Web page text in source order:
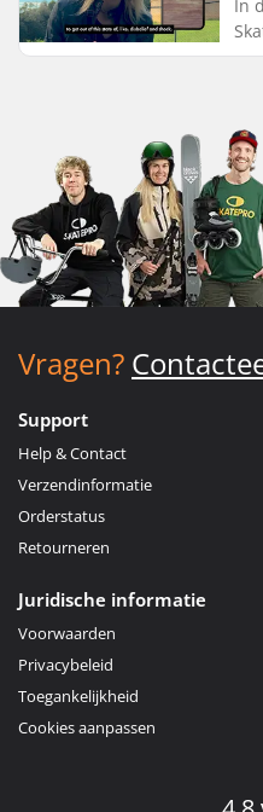
In
Vragen?
Support
Help & Contact
Verzendinformatie
Orderstatus
Retourneren
Juridische informatie
Voorwaarden
Privacybeleid
Toegankelijkheid
Cookies aanpassen